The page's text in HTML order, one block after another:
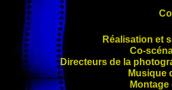
Réalisation et
Co-
Directeurs de la
Musique
Montage